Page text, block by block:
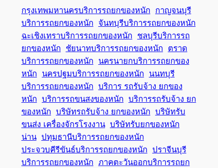
กรุงเทพมหานครบริการรถยกของหนัก กาญจนบุรี
บริการรถยกของหนัก จันทบุรีบริการรถยกของหนัก
ฉะเชิงเทราบริการรถยกของหนัก ชลบุรีบริการรถ
ยกของหนัก ชัยนาทบริการรถยกของหนัก ตราด
บริการรถยกของหนัก นครนายกบริการรถยกของ
หนัก นครปฐมบริการรถยกของหนัก นนทบุรี
บริการรถยกของหนัก บริการ รถรับจ้าง ยกของ
หนัก บริการรถขนสงของหนัก บริการรถรับจ้าง ยก
ของหนัก บริษัทรถรับจ้าง ยกของหนัก บริษัทรับ
ขนส่ง เครื่องจักรโรงงาน บริษัทรับยกของหนัก
น่าน ปทุมธานีบริการรถยกของหนัก
ประจวบคีรีขันธ์บริการรถยกของหนัก ปราจีนบุรี
บริการรถยกของหนัก ภาคตะวันออกบริการรถยก